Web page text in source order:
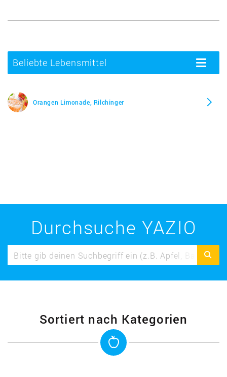
Beliebte Lebensmittel
Toggle
Orangen Limonade, Rilchinger
Durchsuche YAZIO
Sortiert nach Kategorien